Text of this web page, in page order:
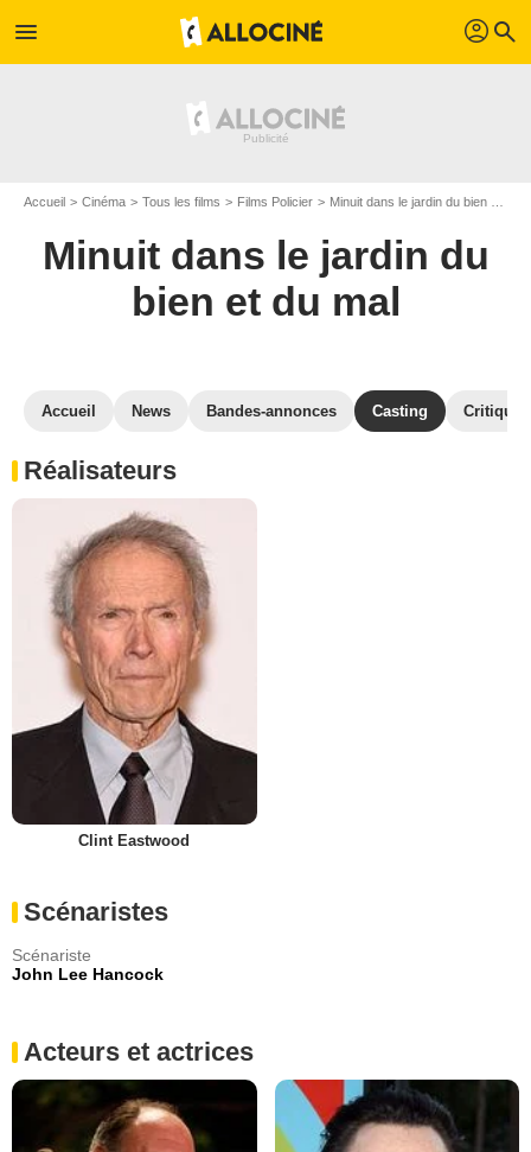
menu profil search
Accueil Cinéma Tous les films Films Policier Minuit dans le jardin du bien et du mal
Minuit dans le jardin du
bien et du mal
Accueil News Bandes-annonces Casting
Réalisateurs
Clint Eastwood
Scénaristes
Scénariste
John Lee Hancock
Acteurs et actrices